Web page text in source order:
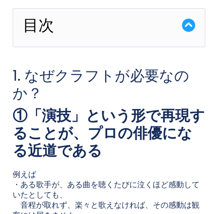
目次
1. なぜクラフトが必要なの
か？
①「演技」という形で再現す
ることが、プロの俳優にな
る近道である
例えば
・ある歌手が、ある曲を聴くたびに泣くほど感動して
いたとしても、
音程が取れず、楽々と歌えなければ、その感動は観